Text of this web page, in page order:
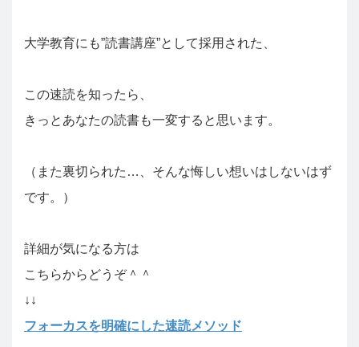
大学教育にも”読書講座”として採用された、
この速読を知ったら、
きっとあなたの読書も一変すると思います。
（また裏切られた…、そんな悔しい想いはしないはず
です。）
詳細が気になる方は
こちらからどうぞ＾＾
↓↓
フォーカスを明確にした速読メソッド